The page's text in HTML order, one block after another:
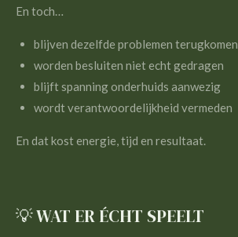
En toch…
blijven dezelfde problemen terugkomen
worden besluiten niet echt gedragen
blijft spanning onderhuids aanwezig
wordt verantwoordelijkheid vermeden
En dat kost energie, tijd en resultaat.
💡 WAT ER ÉCHT SPEELT